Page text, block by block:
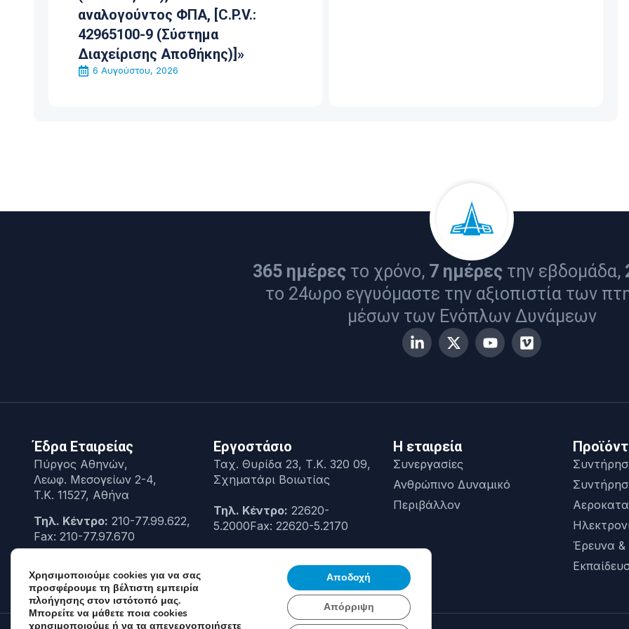
ΦΠΑ, [C.P.V.:
9 (Σύστημα
Αποθήκης)]»
365 ημέρεςτο χρόνο, 7 ημέρες την εβδομάδα,
το 24ωρο εγγυόμαστε την αξιοπιστία των
μέσων των Ενόπλων Δυνάμεων
Έδρα Εταιρείας
Πύργος Αθηνών,
Λεωφ. Μεσογείων 2-4,
T.K. 11527, Αθήνα
Τηλ. Κέντρο: 210-77.99.622,
Fax: 210-77.97.670
Εργοστάσιο
Ταχ. Θυρίδα 23, Τ.Κ. 320 09,
Σχηματάρι Βοιωτίας
Τηλ. Κέντρο: 22620-
5.2000Fax: 22620-5.2170
Η εταιρεία
Συνεργασίες
Ανθρώπινο Δυναμικό
Περιβάλλον
Έρευνα &
Χρησιμοποιούμε cookies για να σας
προσφέρουμε τη βέλτιστη εμπειρία
πλοήγησης στον ιστότοπό μας.
Μπορείτε να μάθετε ποια cookies
χρησιμοποιούμε ή να τα απενεργοποιήσετε
Αποδοχή
Απόρριψη